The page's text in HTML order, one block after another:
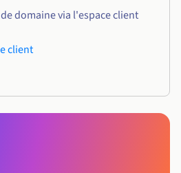
domaine via l'espace client
client